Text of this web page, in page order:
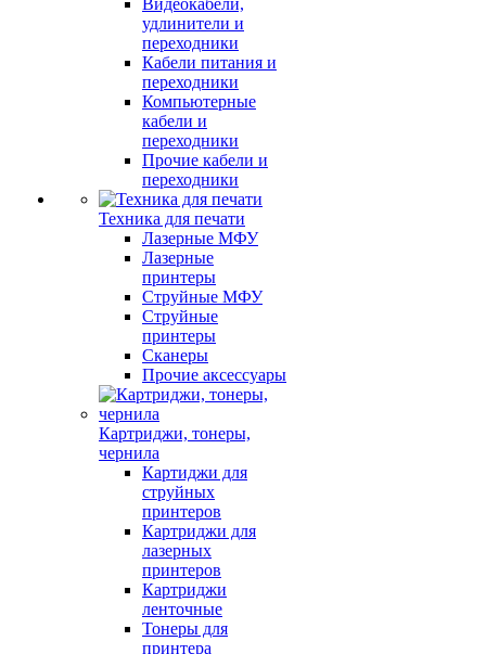
Видеокабели,
удлинители и
переходники
Кабели питания и
переходники
Компьютерные
кабели и
переходники
Прочие кабели и
переходники
Техника для печати
Лазерные МФУ
Лазерные
принтеры
Струйные МФУ
Струйные
принтеры
Сканеры
Прочие аксессуары
Картриджи, тонеры,
чернила
Картиджи для
струйных
принтеров
Картриджи для
лазерных
принтеров
Картриджи
ленточные
Тонеры для
принтера